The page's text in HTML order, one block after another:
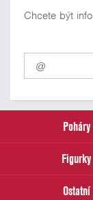
Chcete být
Pro
odběr
našich
email
Poháry
Figurky
Ostatní